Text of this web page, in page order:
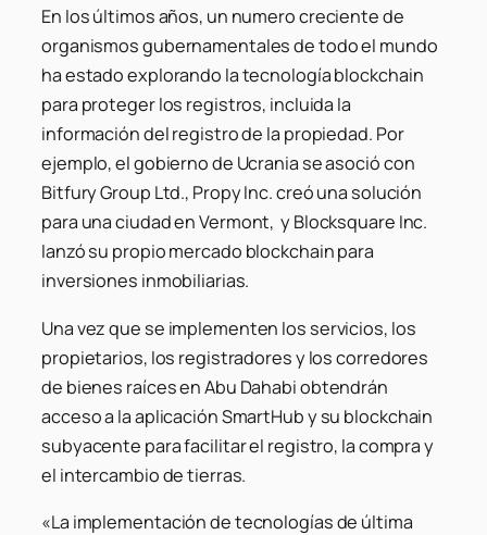
En los últimos años, un numero creciente de
organismos gubernamentales de todo el mundo
ha estado explorando la tecnología blockchain
para proteger los registros, incluida la
información del registro de la propiedad. Por
ejemplo, el gobierno de Ucrania se asoció con
Bitfury Group Ltd., Propy Inc. creó una solución
para una ciudad en Vermont, y Blocksquare Inc.
lanzó su propio mercado blockchain para
inversiones inmobiliarias.
Una vez que se implementen los servicios, los
propietarios, los registradores y los corredores
de bienes raíces en Abu Dahabi obtendrán
acceso a la aplicación SmartHub y su blockchain
subyacente para facilitar el registro, la compra y
el intercambio de tierras.
«La implementación de tecnologías de última